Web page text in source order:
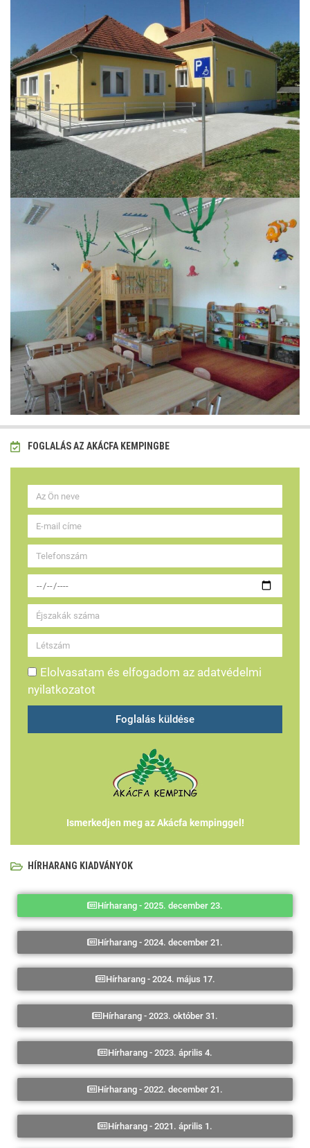
FOGLALÁS AZ AKÁCFA KEMPINGBE
Elolvasatam és elfogadom az adatvédelmi
nyilatkozatot
Foglalás küldése
Ismerkedjen meg az Akácfa kempinggel!
HÍRHARANG KIADVÁNYOK
Hírharang - 2025. december 23.
Hírharang - 2024. december 21.
Hírharang - 2024. május 17.
Hírharang - 2023. október 31.
Hírharang - 2023. április 4.
Hírharang - 2022. december 21.
Hírharang - 2021. április 1.